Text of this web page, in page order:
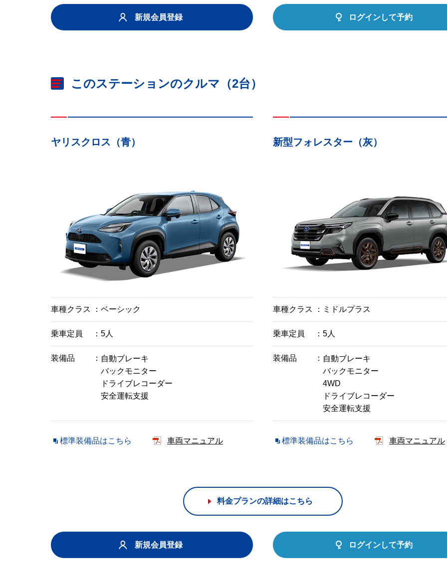
新規会員登録 ログインして予約
このステーションのクルマ（2台）
ヤリスクロス（青）
車種クラス ベーシック
乗車定員 5人
装備品
自動ブレーキ
バックモニター
ドライブレコーダー
安全運転支援
標準装備品はこちら 車両マニュアル
新型フォレスター（灰）
車種クラス ミドルプラス
乗車定員 5人
装備品
自動ブレーキ
バックモニター
4WD
ドライブレコーダー
安全運転支援
標準装備品はこちら 車両マニュアル
料金プランの詳細はこちら
新規会員登録 ログインして予約